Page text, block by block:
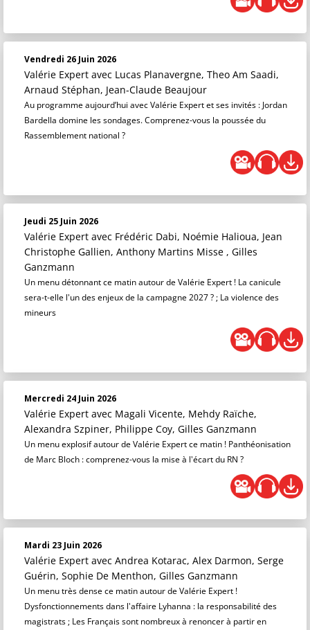
Vendredi 26 Juin 2026
Valérie Expert avec Lucas Planavergne, Theo Am Saadi,
Arnaud Stéphan, Jean-Claude Beaujour
Au programme aujourd’hui avec Valérie Expert et ses invités : Jordan
Bardella domine les sondages. Comprenez-vous la poussée du
Rassemblement national ?
Jeudi 25 Juin 2026
Valérie Expert avec Frédéric Dabi, Noémie Halioua, Jean
Christophe Gallien, Anthony Martins Misse , Gilles
Ganzmann
Un menu détonnant ce matin autour de Valérie Expert ! La canicule
sera-t-elle l'un des enjeux de la campagne 2027 ? ; La violence des
mineurs
Mercredi 24 Juin 2026
Valérie Expert avec Magali Vicente, Mehdy Raïche,
Alexandra Szpiner, Philippe Coy, Gilles Ganzmann
Un menu explosif autour de Valérie Expert ce matin ! Panthéonisation
de Marc Bloch : comprenez-vous la mise à l'écart du RN ?
Mardi 23 Juin 2026
Valérie Expert avec Andrea Kotarac, Alex Darmon, Serge
Guérin, Sophie De Menthon, Gilles Ganzmann
Un menu très dense ce matin autour de Valérie Expert !
Dysfonctionnements dans l'affaire Lyhanna : la responsabilité des
magistrats ; Les Français sont nombreux à renoncer à partir en